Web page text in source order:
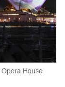
House